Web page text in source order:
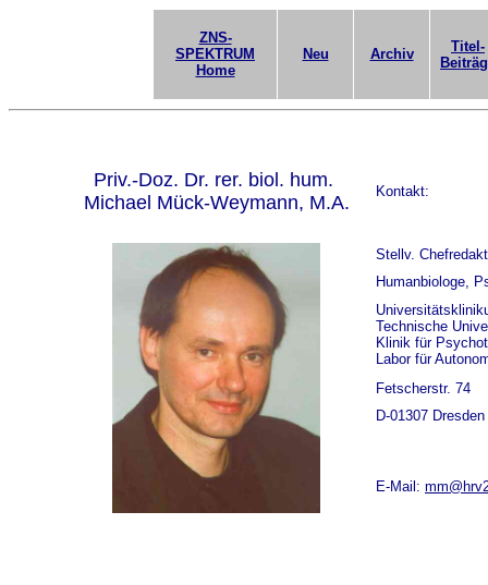
ZNS-
SPEKTRUM
Home
Neu Archiv
Titel-
Priv.-Doz. Dr. rer. biol. hum.
Michael Mück-Weymann, M.A.
Kontakt:
Stellv.
Humanbiologe,
Technische
Klinik für
Labor für
Fetscherstr. 74
D-01307 Dresden
E-Mail: